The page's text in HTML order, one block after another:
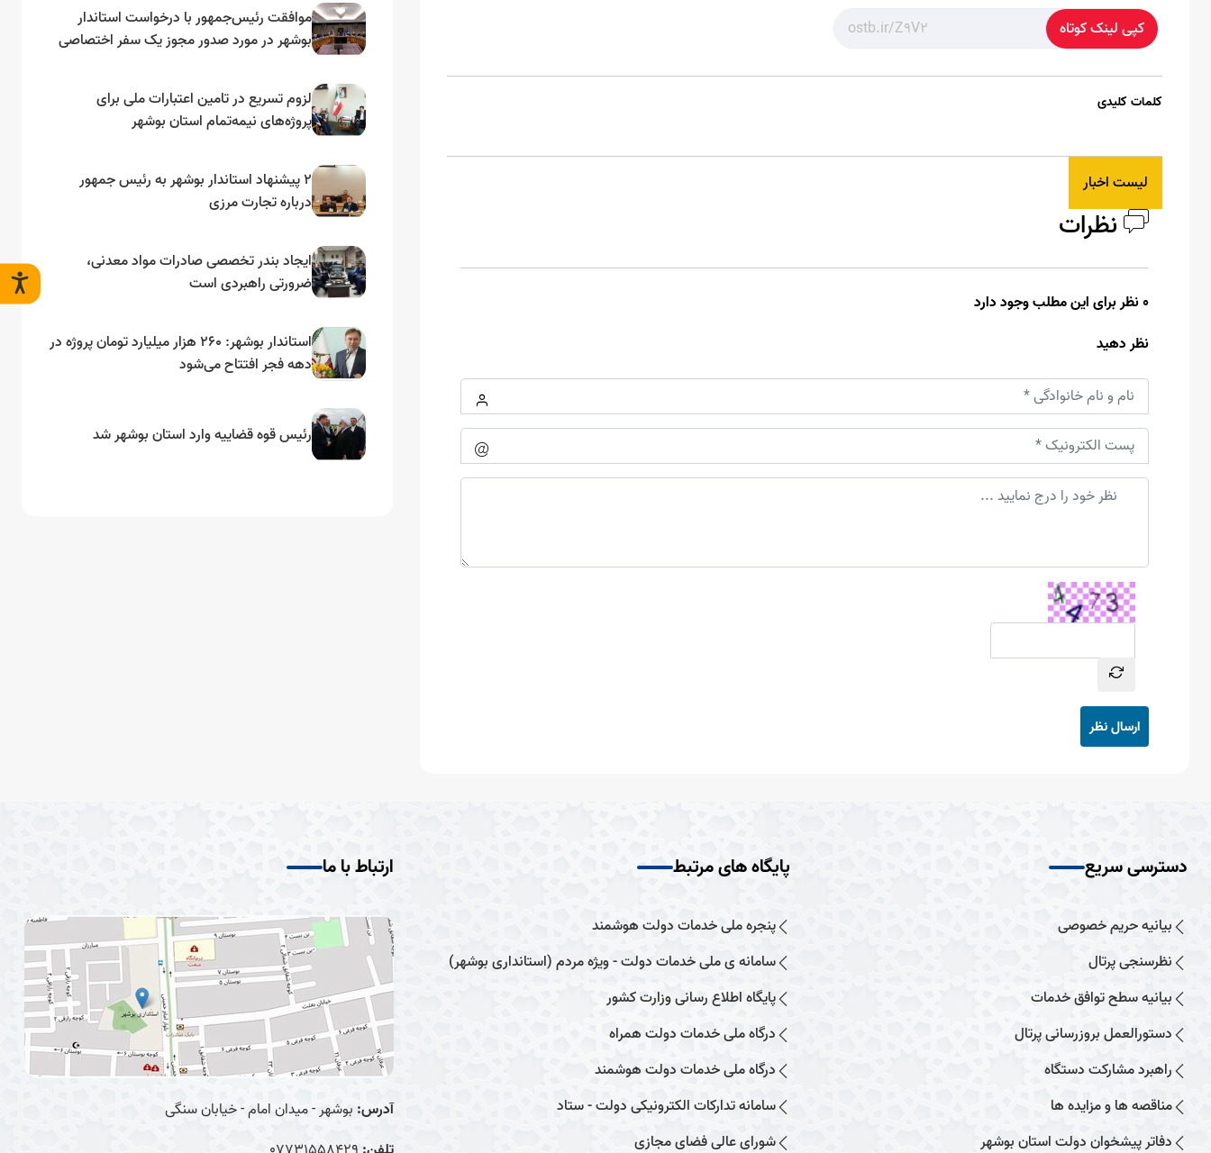
کپی لینک کوتاه
کلمات کلیدی
لیست اخبار
نظرات
0 نظر برای این مطلب وجود دارد
نظر دهید
ارسال نظر
موافقت رئیس‌جمهور با درخواست استاندار
بوشهر در مورد صدور مجوز یک سفر اختصاصی
لزوم تسریع در تامین اعتبارات ملی برای
پروژه‌های نیمه‌تمام استان بوشهر
۲ پیشنهاد استاندار بوشهر به رئیس جمهور
درباره تجارت مرزی
ایجاد بندر تخصصی صادرات مواد معدنی،
ضرورتی راهبردی است
استاندار بوشهر: ۲۶۰ هزار میلیارد تومان پروژه در
دهه فجر افتتاح می‌شود
رئیس قوه قضاییه وارد استان بوشهر شد
دسترسی سریع
بیانیه حریم خصوصی
نظرسنجی پرتال
بیانیه سطح توافق خدمات
دستورالعمل بروزرسانی پرتال
راهبرد مشارکت دستگاه
مناقصه ها و مزایده ها
دفاتر پیشخوان دولت استان بوشهر
پایگاه های مرتبط
پنجره ملی خدمات دولت هوشمند
سامانه ی ملی خدمات دولت - ویژه مردم (استانداری بوشهر)
پایگاه اطلاع رسانی وزارت کشور
درگاه ملی خدمات دولت همراه
درگاه ملی خدمات دولت هوشمند
سامانه تدارکات الکترونیکی دولت - ستاد
شورای عالی فضای مجازی
ارتباط با ما
آدرس: بوشهر - میدان امام - خیابان سنگی